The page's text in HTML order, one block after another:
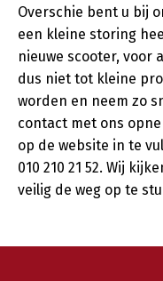
Overschie bent u bij
een kleine storing
nieuwe scooter, voor
dus niet tot kleine
worden en neem zo
contact met ons
op de website in te
010 210 21 52. Wij
veilig de weg op te